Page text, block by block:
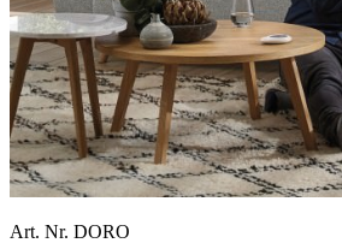
Art. Nr. DORO